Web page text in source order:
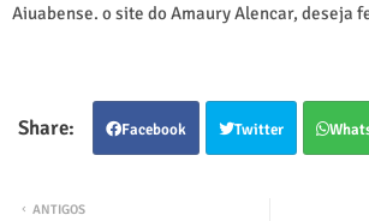
Aiuabense. o site do Amaury Alencar, deseja
Facebook Twitter
ANTIGOS